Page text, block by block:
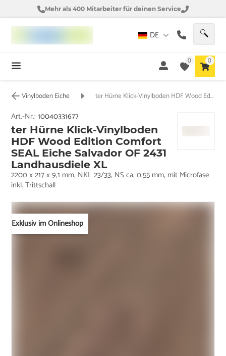
Mehr als 400 Mitarbeiter für deinen Service
DE
0 0
Vinylboden Eiche ter Hürne Klick-Vinylboden HDF Wood Edition Comfort SEAL Eiche Salvador OF 2431 Landhausdiele XL
Exklusiv im Onlineshop
Art.-Nr.:10040331677
ter Hürne Klick-Vinylboden
HDF Wood Edition Comfort
SEAL Eiche Salvador OF 2431
Landhausdiele XL
2200 x 217 x 9,1 mm, NKL 23/33, NS ca. 0,55 mm, mit Microfase
inkl. Trittschall